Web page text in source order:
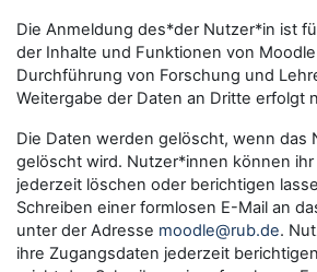
Die Anmeldung des*der Nutzer*in ist
der Inhalte und Funktionen von
Durchführung von Forschung und
Weitergabe der Daten an Dritte erfolgt
Die Daten werden gelöscht, wenn das
gelöscht wird. Nutzer*innen können
jederzeit löschen oder berichtigen
Schreiben einer formlosen E-Mail an
unter der Adresse moodle@rub.de.
ihre Zugangsdaten jederzeit